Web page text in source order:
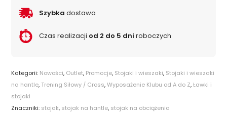
Szybka dostawa
Czas realizacji od 2 do 5 dni roboczych
Kategorii: Nowości, Outlet, Promocje, Stojaki i wieszaki, Stojaki i wieszaki
na hantle, Trening Siłowy / Cross,Wyposażenie Klubu od A do Z,Ławki i
stojaki
Znaczniki: stojak, stojak na hantle, stojak na obciążenia